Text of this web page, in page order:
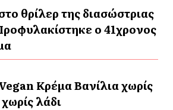
θρίλερ της διασώστριας
ο 41χρονος
Κρέμα Βανίλια χωρίς
λάδι